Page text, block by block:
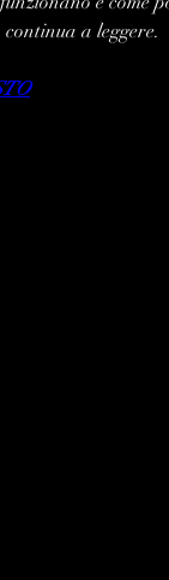
a leggere.